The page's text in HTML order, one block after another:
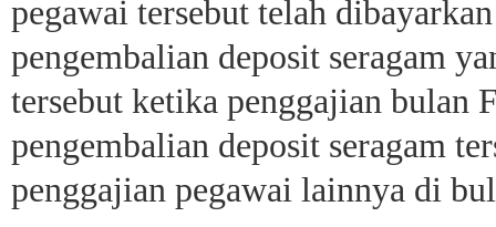
pegawai tersebut telah
pengembalian deposit seragam
tersebut ketika penggajian bulan
pengembalian deposit seragam
penggajian pegawai lainnya di